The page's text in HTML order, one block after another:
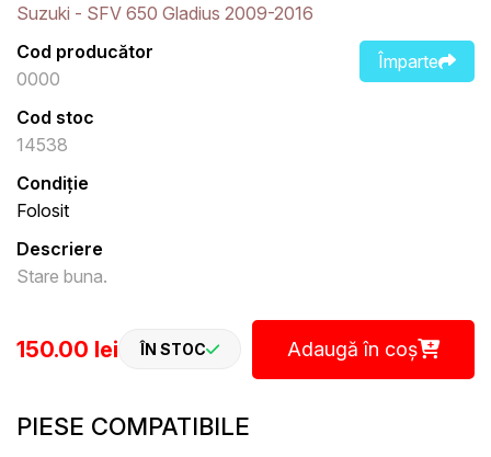
Suzuki - SFV 650 Gladius 2009-2016
Împarte
Cod producător
0000
Cod stoc
14538
Condiție
Folosit
Descriere
Stare buna.
150.00 lei ÎN STOC Adaugă în coș
PIESE COMPATIBILE